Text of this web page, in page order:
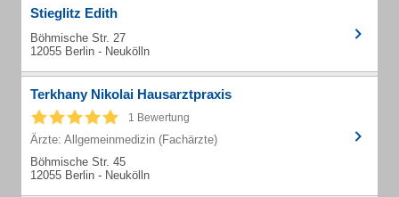
Stieglitz Edith
Böhmische Str. 27
12055 Berlin - Neukölln
Terkhany Nikolai Hausarztpraxis
1 Bewertung
Ärzte: Allgemeinmedizin (Fachärzte)
Böhmische Str. 45
12055 Berlin - Neukölln